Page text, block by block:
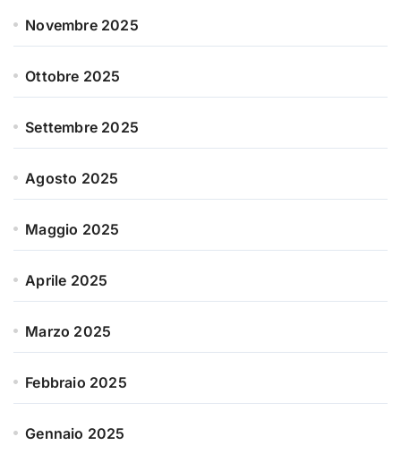
Novembre 2025
Ottobre 2025
Settembre 2025
Agosto 2025
Maggio 2025
Aprile 2025
Marzo 2025
Febbraio 2025
Gennaio 2025